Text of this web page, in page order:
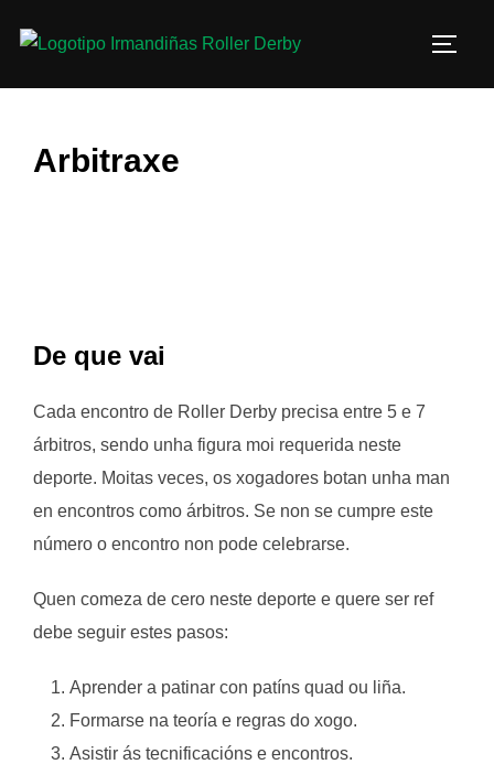
Arbitraxe
De que vai
Cada encontro de Roller Derby precisa entre 5 e 7
árbitros, sendo unha figura moi requerida neste
deporte. Moitas veces, os xogadores botan unha man
en encontros como árbitros. Se non se cumpre este
número o encontro non pode celebrarse.
Quen comeza de cero neste deporte e quere ser ref
debe seguir estes pasos:
Aprender a patinar con patíns quad ou liña.
Formarse na teoría e regras do xogo.
Asistir ás tecnificacións e encontros.